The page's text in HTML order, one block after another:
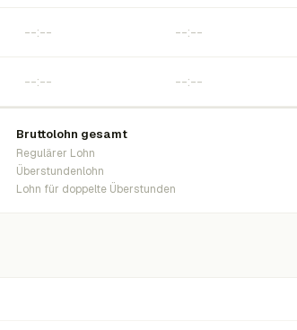
Bruttolohn gesamt
Regulärer Lohn
Überstundenlohn
Lohn für doppelte Überstunden